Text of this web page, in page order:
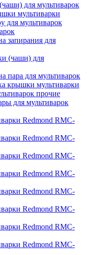
для мультиварок
мультиварки
для мультиварок
запирания для
(чаши) для
пара для мультиварок
крышки мультиварки
прочие
для мультиварок
Redmond RMC-
Redmond RMC-
Redmond RMC-
Redmond RMC-
Redmond RMC-
Redmond RMC-
Redmond RMC-
Redmond RMC-